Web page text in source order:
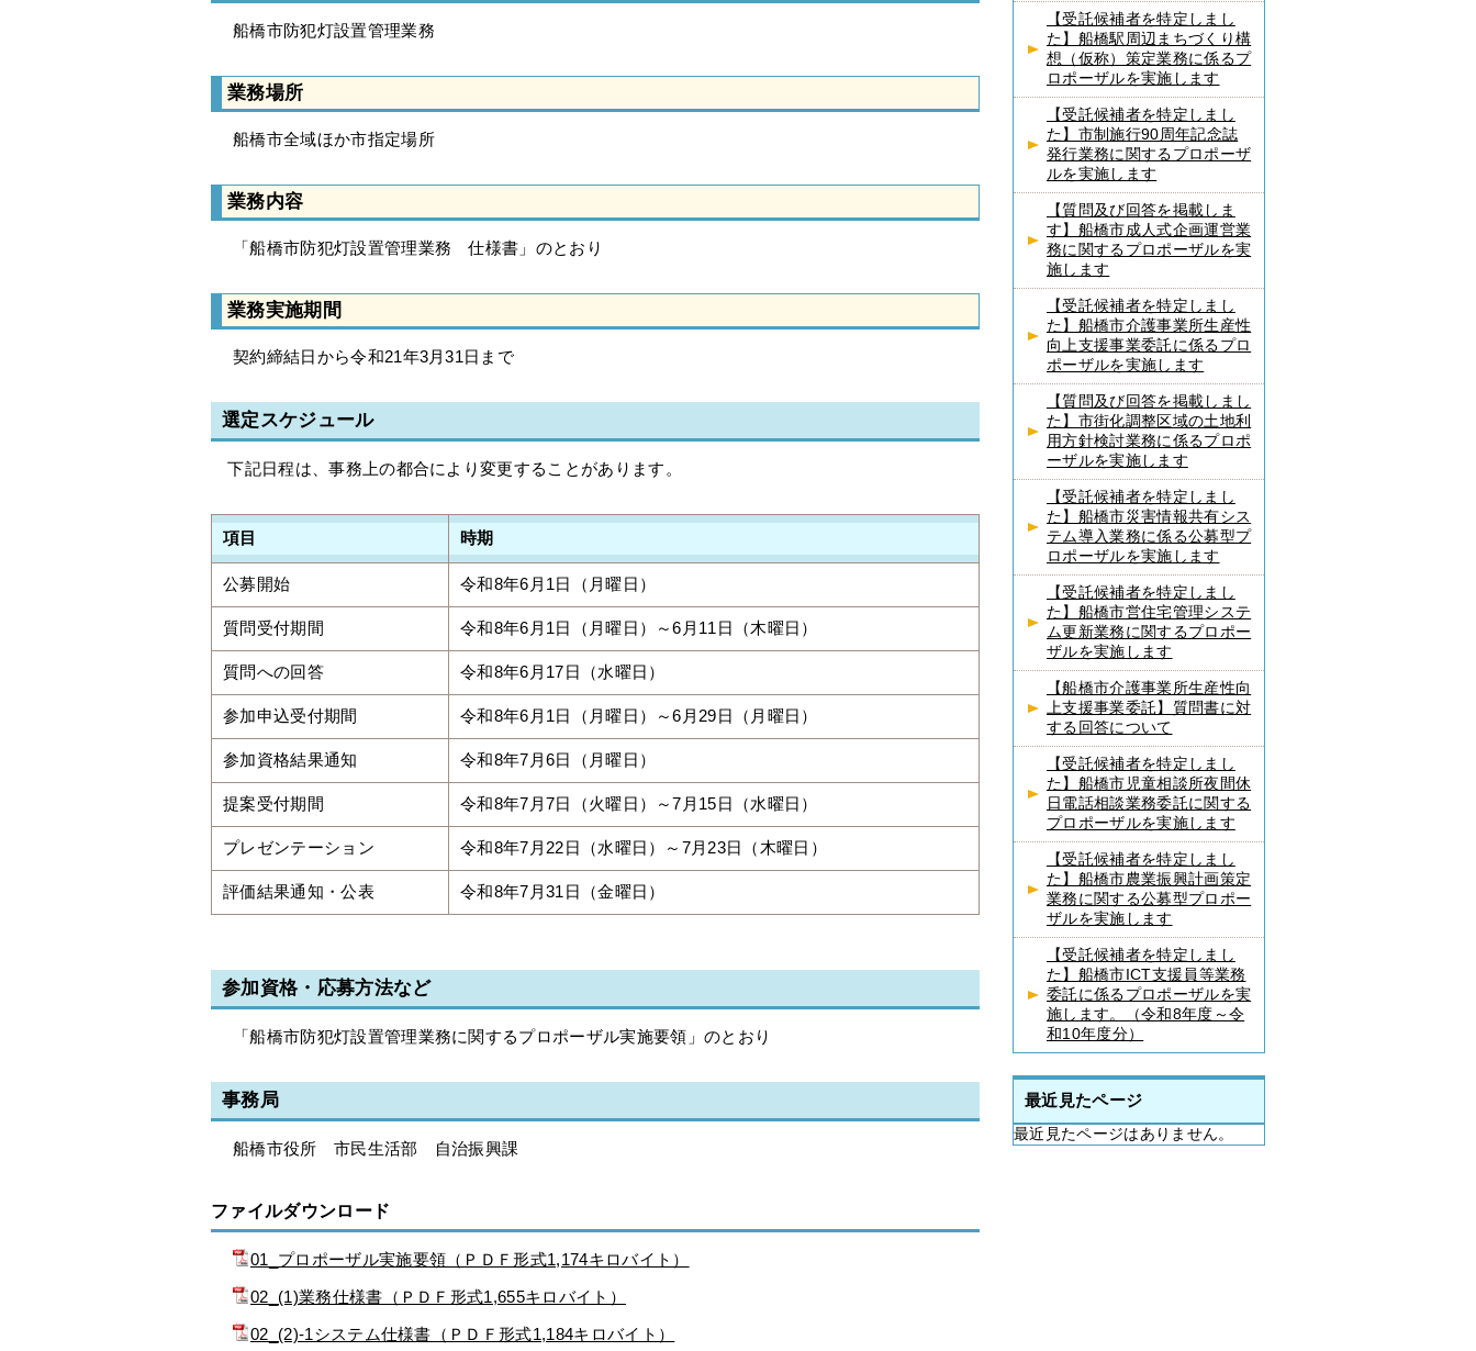
船橋市防犯灯設置管理業務
業務場所
船橋市全域ほか市指定場所
業務内容
「船橋市防犯灯設置管理業務 仕様書」のとおり
業務実施期間
契約締結日から令和21年3月31日まで
選定スケジュール
下記日程は、事務上の都合により変更することがあります。
項目 時期
公募開始 令和8年6月1日（月曜日）
質問受付期間 令和8年6月1日（月曜日）～6月11日（木曜日）
質問への回答 令和8年6月17日（水曜日）
参加申込受付期間 令和8年6月1日（月曜日）～6月29日（月曜日）
参加資格結果通知 令和8年7月6日（月曜日）
提案受付期間 令和8年7月7日（火曜日）～7月15日（水曜日）
プレゼンテーション 令和8年7月22日（水曜日）～7月23日（木曜日）
評価結果通知・公表 令和8年7月31日（金曜日）
参加資格・応募方法など
「船橋市防犯灯設置管理業務に関するプロポーザル実施要領」のとおり
事務局
船橋市役所 市民生活部 自治振興課
ファイルダウンロード
01_プロポーザル実施要領（ＰＤＦ形式1,174キロバイト）
02_(1)業務仕様書（ＰＤＦ形式1,655キロバイト）
02_(2)-1システム仕様書（ＰＤＦ形式1,184キロバイト）
【受託候補者を特定しまし
た】船橋駅周辺まちづくり構
想（仮称）策定業務に係るプ
ロポーザルを実施します
【受託候補者を特定しまし
た】市制施行90周年記念誌
発行業務に関するプロポーザ
ルを実施します
【質問及び回答を掲載しま
す】船橋市成人式企画運営業
務に関するプロポーザルを実
施します
【受託候補者を特定しまし
た】船橋市介護事業所生産性
向上支援事業委託に係るプロ
ポーザルを実施します
【質問及び回答を掲載しまし
た】市街化調整区域の土地利
用方針検討業務に係るプロポ
ーザルを実施します
【受託候補者を特定しまし
た】船橋市災害情報共有シス
テム導入業務に係る公募型プ
ロポーザルを実施します
【受託候補者を特定しまし
た】船橋市営住宅管理システ
ム更新業務に関するプロポー
ザルを実施します
【船橋市介護事業所生産性向
上支援事業委託】質問書に対
する回答について
【受託候補者を特定しまし
た】船橋市児童相談所夜間休
日電話相談業務委託に関する
プロポーザルを実施します
【受託候補者を特定しまし
た】船橋市農業振興計画策定
業務に関する公募型プロポー
ザルを実施します
【受託候補者を特定しまし
た】船橋市ICT支援員等業務
委託に係るプロポーザルを実
施します。（令和8年度～令
和10年度分）
最近見たページ
最近見たページはありません。